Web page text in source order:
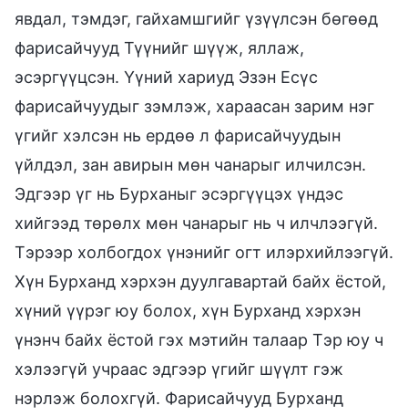
явдал, тэмдэг, гайхамшгийг үзүүлсэн бөгөөд
фарисайчууд Түүнийг шүүж, яллаж,
эсэргүүцсэн. Үүний хариуд Эзэн Есүс
фарисайчуудыг зэмлэж, хараасан зарим нэг
үгийг хэлсэн нь ердөө л фарисайчуудын
үйлдэл, зан авирын мөн чанарыг илчилсэн.
Эдгээр үг нь Бурханыг эсэргүүцэх үндэс
хийгээд төрөлх мөн чанарыг нь ч илчлээгүй.
Тэрээр холбогдох үнэнийг огт илэрхийлээгүй.
Хүн Бурханд хэрхэн дуулгавартай байх ёстой,
хүний үүрэг юу болох, хүн Бурханд хэрхэн
үнэнч байх ёстой гэх мэтийн талаар Тэр юу ч
хэлээгүй учраас эдгээр үгийг шүүлт гэж
нэрлэж болохгүй. Фарисайчууд Бурханд